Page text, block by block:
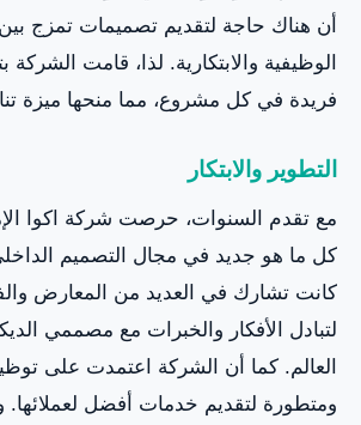
أن هناك حاجة لتقديم تصميمات تمزج بين
الوظيفية والابتكارية. لذا، قامت
فريدة في كل مشروع، مما منحها ميزة
التطوير والابتكار
مع تقدم السنوات، حرصت شركة اكوا
كل ما هو جديد في مجال التصميم
كانت تشارك في العديد من المعارض
لتبادل الأفكار والخبرات مع مصممي
العالم. كما أن الشركة اعتمدت على
ومتطورة لتقديم خدمات أفضل لعملائها.